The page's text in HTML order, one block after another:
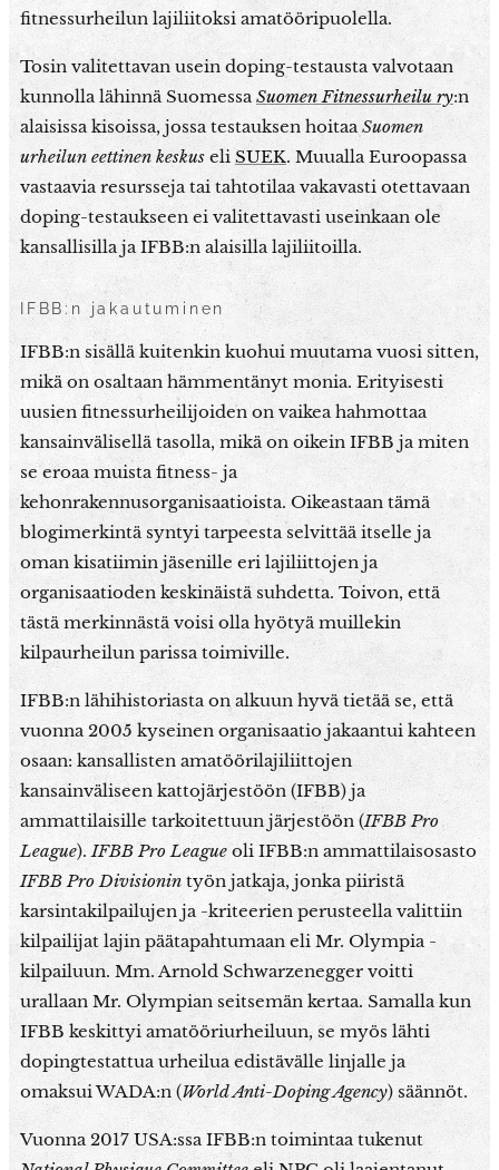
fitnessurheilun lajiliitoksi amatööripuolella.
Tosin valitettavan usein doping-testausta valvotaan
kunnolla lähinnä SuomessaSuomen Fitnessurheilu ry:n
alaisissa kisoissa, jossa testauksen hoitaaSuomen
urheilun eettinen keskus eli SUEK. Muualla Euroopassa
vastaavia resursseja tai tahtotilaa vakavasti otettavaan
doping-testaukseen ei valitettavasti useinkaan ole
kansallisilla ja IFBB:n alaisilla lajiliitoilla.
IFBB:n jakautuminen
IFBB:n sisällä kuitenkin kuohui muutama vuosi sitten,
mikä on osaltaan hämmentänyt monia. Erityisesti
uusien fitnessurheilijoiden on vaikea hahmottaa
kansainvälisellä tasolla, mikä on oikein IFBB ja miten
se eroaa muista fitness- ja
kehonrakennusorganisaatioista. Oikeastaan tämä
blogimerkintä syntyi tarpeesta selvittää itselle ja
oman kisatiimin jäsenille eri lajiliittojen ja
organisaatioden keskinäistä suhdetta. Toivon, että
tästä merkinnästä voisi olla hyötyä muillekin
kilpaurheilun parissa toimiville.
IFBB:n lähihistoriasta on alkuun hyvä tietää se, että
vuonna 2005 kyseinen organisaatio jakaantui kahteen
osaan: kansallisten amatöörilajiliittojen
kansainväliseen kattojärjestöön (IFBB) ja
ammattilaisille tarkoitettuun järjestöön (IFBB Pro
League).IFBB Pro League oli IFBB:n ammattilaisosasto
IFBB Pro Divisionin työn jatkaja, jonka piiristä
karsintakilpailujen ja -kriteerien perusteella valittiin
kilpailijat lajin päätapahtumaan eli Mr. Olympia -
kilpailuun. Mm. Arnold Schwarzenegger voitti
urallaan Mr. Olympian seitsemän kertaa. Samalla kun
IFBB keskittyi amatööriurheiluun, se myös lähti
dopingtestattua urheilua edistävälle linjalle ja
omaksui WADA:n (World Anti-Doping Agency) säännöt.
Vuonna 2017 USA:ssa IFBB:n toimintaa tukenut